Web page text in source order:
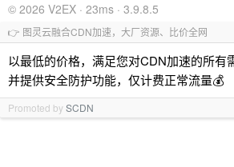
© 2026 V2EX · 23ms · 3.9.8.5
👉 图灵云融合CDN加速，大厂资源、比价全网
以最低的价格，满足您对CDN加速的所有
并提供安全防护功能，仅计费正常流量💰
Promoted bySCDN